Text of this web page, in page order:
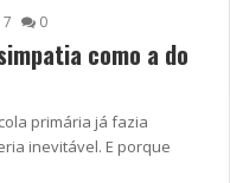
0
como a do
primária já fazia
inevitável. E porque